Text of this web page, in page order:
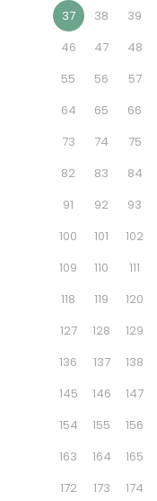
37
38 39
46
47 48
55
56 57
64
65 66
73
74 75
82
83 84
91
92 93
100
101 102
109
110 111
118
119 120
127
128 129
136
137 138
145
146 147
154
155 156
163
164 165
172
173 174